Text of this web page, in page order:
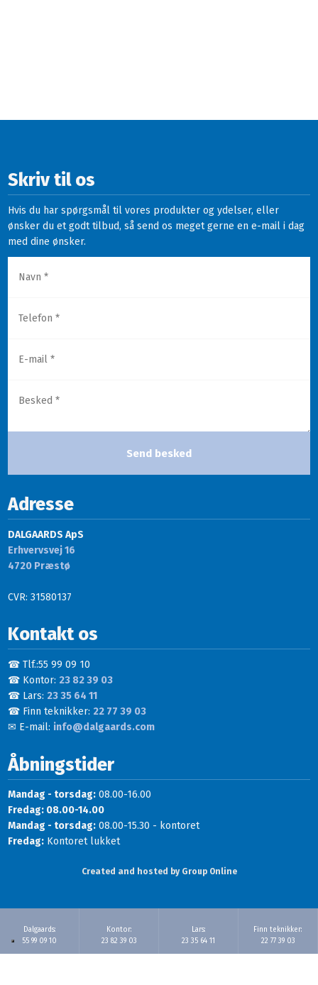
Dalgaards:
55 99 09 10
Kontor:
23 82 39 03
Lars:
23 35 64 11
Finn teknikker:
22 77 39 03
Skriv til os
Hvis du har spørgsmål til vores produkter og ydelser, eller
ønsker du et godt tilbud, så send os meget gerne en e-mail i dag
med dine ønsker.
Adresse
DALGAARDS ApS
Erhvervsvej 16
​4720 Præstø
CVR: 31580137
Kontakt os
☎ Tlf.:55 99 09 10
☎ Kontor: 23 82 39 03
☎ Lars: 23 35 64 11
☎ Finn teknikker: 22 77 39 03
✉ E-mail: info@dalgaards.com
Åbningstider
Mandag - torsdag:08.00-16.00
Fredag: 08.00-14.00
Mandag - torsdag:08.00-15.30 - kontoret
Fredag:Kontoret lukket
Created and hosted by Group Online